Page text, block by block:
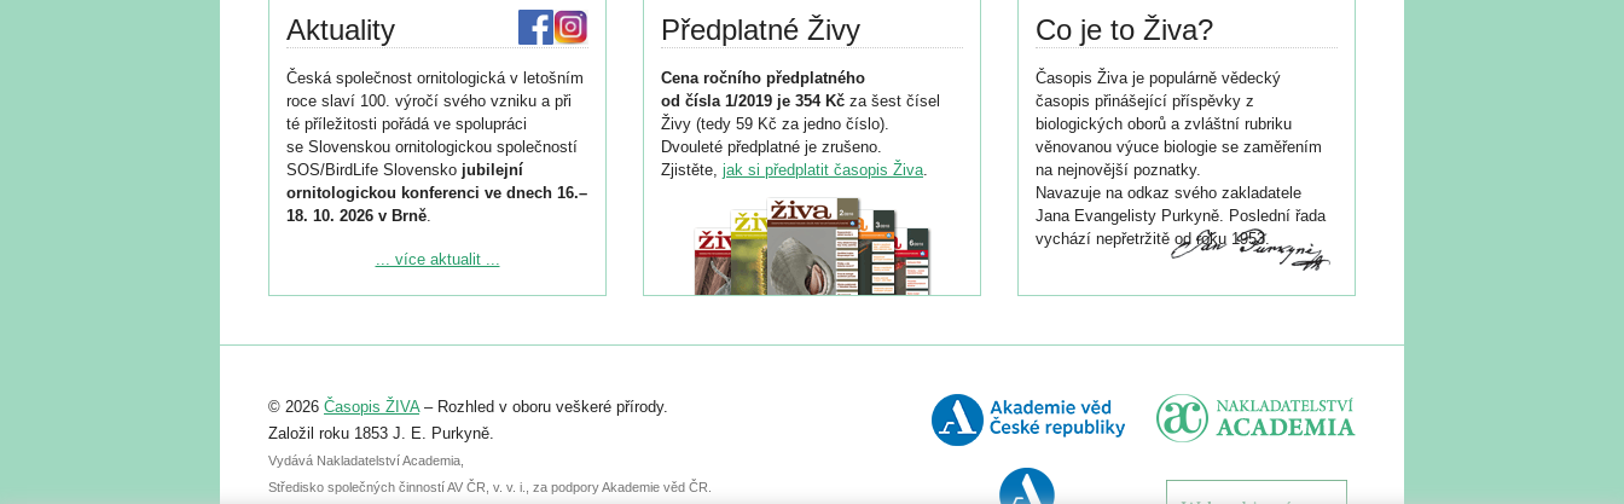
Aktuality
Česká společnost ornitologická v letošním
roce slaví 100. výročí svého vzniku a při
té příležitosti pořádá ve spolupráci
se Slovenskou ornitologickou společností
SOS/BirdLife Slovensko jubilejní
ornitologickou konferenci ve dnech 16.–
18. 10. 2026 v Brně.
Podrobnější informace ke konferenci
Registrovat se můžete do 6. září.
abstraktu přihlášené přednášky nebo
posteru je už 30. června.
... více aktualit ...
Předplatné Živy
Cena ročního předplatného
od čísla 1/2019 je 354 Kč za šest čísel
Živy (tedy 59 Kč za jedno číslo).
Dvouleté předplatné je zrušeno.
Zjistěte, jak si předplatit časopis Živa.
Co je to Živa?
Časopis Živa je populárně vědecký
časopis přinášející příspěvky z
biologických oborů a zvláštní rubriku
věnovanou výuce biologie se zaměřením
na nejnovější poznatky.
Navazuje na odkaz svého zakladatele
Jana Evangelisty Purkyně. Poslední řada
vychází nepřetržitě od roku 1953.
© 2026 Časopis ŽIVA– Rozhled v oboru veškeré přírody.
Založil roku 1853 J. E. Purkyně.
Vydává Nakladatelství Academia,
Středisko společných činností AV ČR, v. v. i., za podpory Akademie věd ČR.